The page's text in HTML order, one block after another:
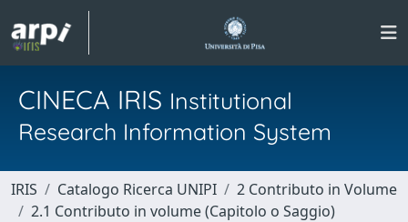
CINECA IRIS Institutional
Research Information System
IRIS Catalogo Ricerca UNIPI
2 Contributo in Volume
2.1 Contributo in volume (Capitolo o Saggio)